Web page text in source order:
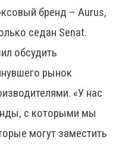
бренд – Aurus,
седан Senat.
обсудить
рынок
«У нас
с которыми мы
могут заместить